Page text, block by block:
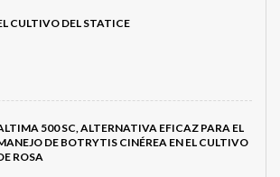
CULTIVO DEL STATICE
500 SC, ALTERNATIVA EFICAZ PARA EL
DE BOTRYTIS CINÉREA EN EL CULTIVO
ROSA